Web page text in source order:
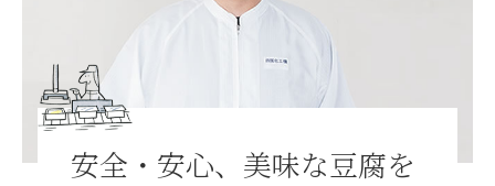
安全・安心、美味な豆腐を